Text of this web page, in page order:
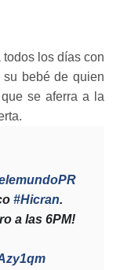
todos los días con
su bebé de quien
se aferra a la
#Hicran.
a las 6PM!